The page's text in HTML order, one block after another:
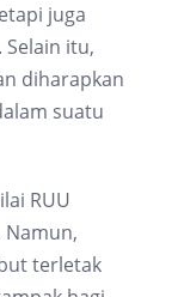
juga
itu,
diharapkan
suatu
RUU
terletak